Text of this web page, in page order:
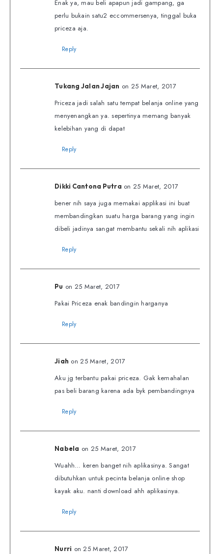
Enak ya, mau beli apapun jadi gampang, ga
perlu bukain satu2 eccommersenya, tinggal buka
priceza aja.
Reply
Tukang Jalan Jajan on 25 Maret, 2017
Priceza jadi salah satu tempat belanja online yang
menyenangkan ya. sepertinya memang banyak
kelebihan yang di dapat
Reply
Dikki Cantona Putra on 25 Maret, 2017
bener nih saya juga memakai applikasi ini buat
membandingkan suatu harga barang yang ingin
dibeli jadinya sangat membantu sekali nih aplikasi
Reply
Pu on 25 Maret, 2017
Pakai Priceza enak bandingin harganya
Reply
Jiah on 25 Maret, 2017
Aku jg terbantu pakai priceza. Gak kemahalan
pas beli barang karena ada byk pembandingnya
Reply
Nabela on 25 Maret, 2017
Wuahh… keren banget nih aplikasinya. Sangat
dibutuhkan untuk pecinta belanja online shop
kayak aku. nanti download ahh aplikasinya.
Reply
Nurri on 25 Maret, 2017